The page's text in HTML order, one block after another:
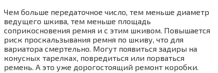
Чем больше передаточное число, тем меньше диаметр
ведущего шкива, тем меньше площадь
соприкосновения ремня и с этим шкивом. Повышается
риск проскальзывания ремня по шкиву, что для
вариатора смертельно. Могут появиться задиры на
конусных тарелках, повредиться или порваться
ремень. А это уже дорогостоящий ремонт коробки.